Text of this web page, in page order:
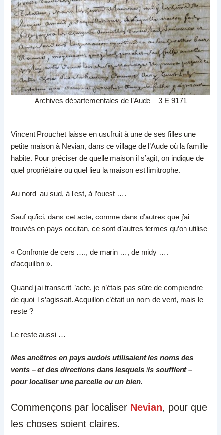
Archives départementales de l’Aude – 3 E 9171
Vincent Prouchet laisse en usufruit à une de ses filles une
petite maison à Nevian, dans ce village de l’Aude où la famille
habite. Pour préciser de quelle maison il s’agit, on indique de
quel propriétaire ou quel lieu la maison est limitrophe.
Au nord, au sud, à l’est, à l’ouest ….
Sauf qu’ici, dans cet acte, comme dans d’autres que j’ai
trouvés en pays occitan, ce sont d’autres termes qu’on utilise
« Confronte de cers …., de marin …, de midy ….
d’acquillon ».
Quand j’ai transcrit l’acte, je n’étais pas sûre de comprendre
de quoi il s’agissait. Acquillon c’était un nom de vent, mais le
reste ?
Le reste aussi …
Mes ancêtres en pays audois utilisaient les noms des
vents – et des directions dans lesquels ils soufflent –
pour localiser une parcelle ou un bien.
Commençons par localiser Nevian, pour que
les choses soient claires.